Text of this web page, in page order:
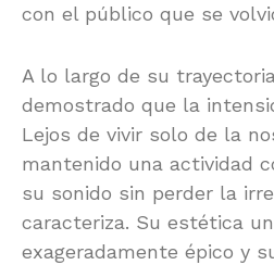
con el público que se
A lo largo de su
demostrado que la
Lejos de vivir solo de la
mantenido una actividad
su sonido sin perder la
caracteriza. Su estética
exageradamente épico y